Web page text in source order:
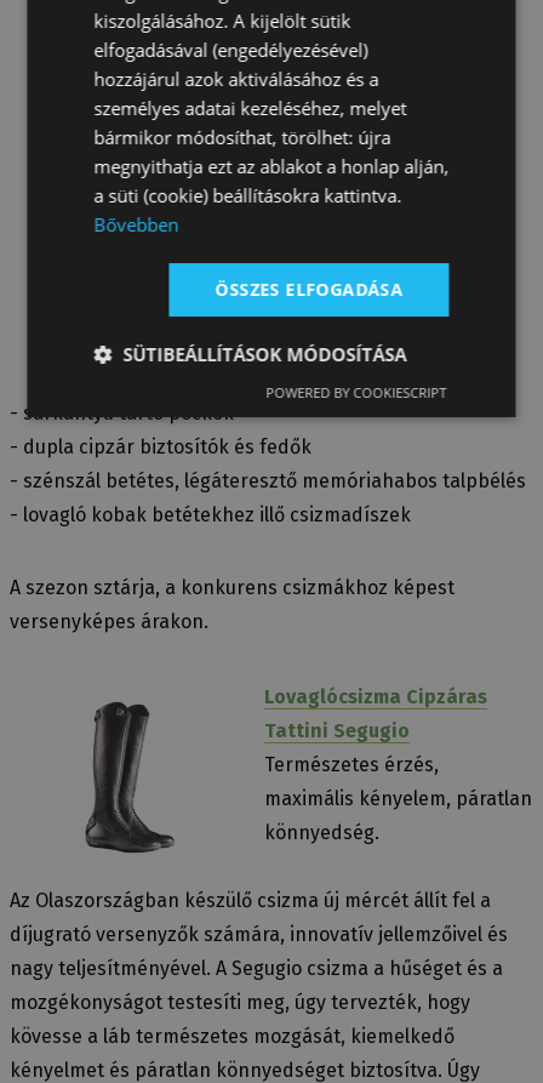
- sarkantyú tartó pöckök
- dupla cipzár biztosítók és fedők
- szénszál betétes, légáteresztő memóriahabos talpbélés
- lovagló kobak betétekhez illő csizmadíszek
A szezon sztárja, a konkurens csizmákhoz képest
versenyképes árakon.
Lovaglócsizma Cipzáras
Tattini Segugio
Természetes érzés,
maximális kényelem, páratlan
könnyedség.
Az Olaszországban készülő csizma új mércét állít fel a
díjugrató versenyzők számára, innovatív jellemzőivel és
nagy teljesítményével. A Segugio csizma a hűséget és a
mozgékonyságot testesíti meg, úgy tervezték, hogy
kövesse a láb természetes mozgását, kiemelkedő
kényelmet és páratlan könnyedséget biztosítva. Úgy
kiszolgálásához. A kijelölt sütik
elfogadásával (engedélyezésével)
hozzájárul azok aktiválásához és a
személyes adatai kezeléséhez, melyet
bármikor módosíthat, törölhet: újra
megnyithatja ezt az ablakot a honlap alján,
a süti (cookie) beállításokra kattintva.
Bővebben
ÖSSZES ELFOGADÁSA
SÜTIBEÁLLÍTÁSOK MÓDOSÍTÁSA
POWERED BY COOKIESCRIPT